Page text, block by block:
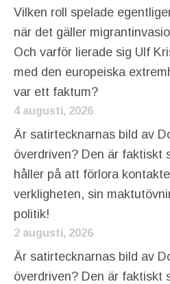
Vilken roll spelade
när det gäller
Och varför lierade sig Ulf
med den europeiska
var ett faktum?
4 augusti, 2026
Är satirtecknarnas bild av
överdriven? Den är faktiskt
håller på att förlora
verkligheten, sin
politik!
2 augusti, 2026
Är satirtecknarnas bild av
överdriven? Den är faktiskt